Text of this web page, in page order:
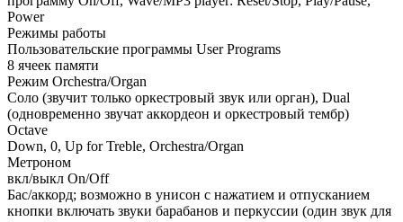
Power
Режимы работы
Пользовательские программы User Programs
8 ячеек памяти
Режим Orchestra/Organ
Соло (звучит только оркестровый звук или орган), Dual
(одновременно звучат аккордеон и оркестровый тембр)
Octave
Down, 0, Up for Treble, Orchestra/Organ
Метроном
вкл/выкл On/Off
Бас/аккорд; возможно в унисон с нажатием и отпусканием
кнопки включать звуки барабанов и перкуссии (один звук для